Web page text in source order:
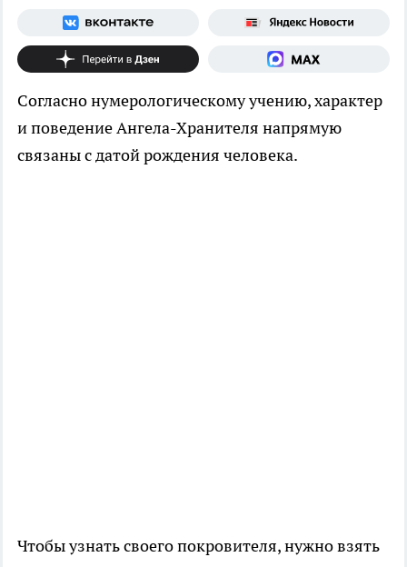
Согласно нумерологическому учению, характер
и поведение Ангела-Хранителя напрямую
связаны с датой рождения человека.
Чтобы узнать своего покровителя, нужно взять